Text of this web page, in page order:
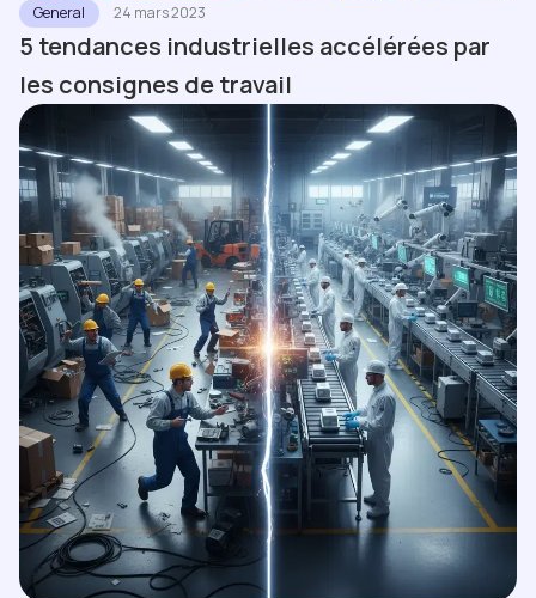
General 24 mars 2023
5 tendances industrielles accélérées par
les consignes de travail